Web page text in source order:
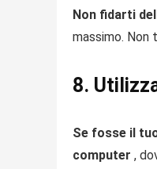
Non fidarti
massimo. Non
8.
Se fosse il
computer ,